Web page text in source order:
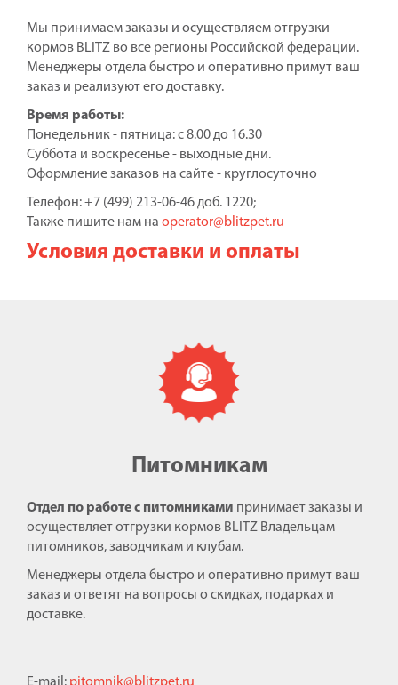
Мы принимаем заказы и осуществляем отгрузки
кормов BLITZ во все регионы Российской федерации.
Менеджеры отдела быстро и оперативно примут ваш
заказ и реализуют его доставку.
Время работы:
Понедельник - пятница: с 8.00 до 16.30
Суббота и воскресенье - выходные дни.
Оформление заказов на сайте - круглосуточно
Телефон: +7 (499) 213-06-46 доб. 1220;
Также пишите нам на operator@blitzpet.ru
Условия доставки и оплаты
Питомникам
Отдел по работе с питомниками принимает заказы и
осуществляет отгрузки кормов BLITZ Владельцам
питомников, заводчикам и клубам.
Менеджеры отдела быстро и оперативно примут ваш
заказ и ответят на вопросы о скидках, подарках и
доставке.